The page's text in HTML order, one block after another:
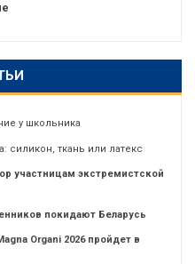
у школьника
силикон, ткань или латекс
участницам экстремистской
покидают Беларусь
Organi 2026 пройдет в